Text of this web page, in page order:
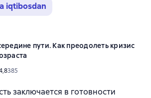
iqtibosdan
пути. Как преодолеть кризис
рейтинг 4,8 на основе 385 оценок
385
заключается в готовности